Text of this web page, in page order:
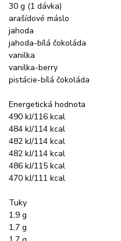
30 g (1 dávka)
arašídové máslo
jahoda
jahoda-bílá čokoláda
vanilka
vanilka-berry
pistácie-bílá čokoláda
Energetická hodnota
490 kJ/116 kcal
484 kJ/114 kcal
482 kJ/114 kcal
482 kJ/114 kcal
486 kJ/115 kcal
470 kJ/111 kcal
Tuky
1,9 g
1,7 g